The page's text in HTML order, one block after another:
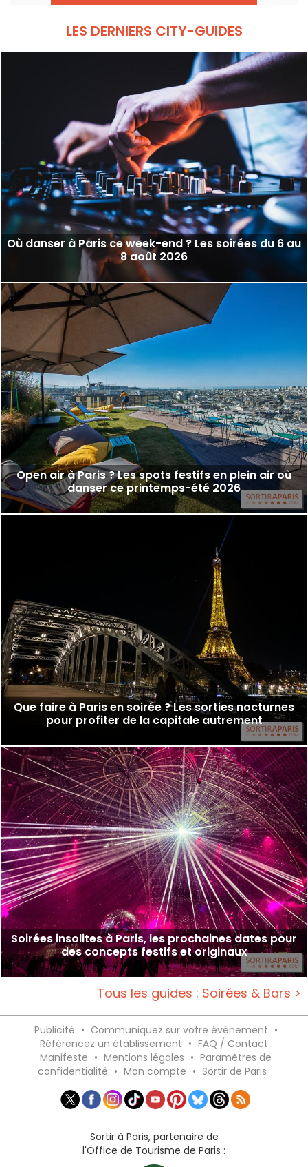
LES DERNIERS CITY-GUIDES
Où danser à Paris ce week-end ? Les soirées du 6 au
8 août 2026
Open air à Paris ? Les spots festifs en plein air où
danser ce printemps-été 2026
Que faire à Paris en soirée ? Les sorties nocturnes
pour profiter de la capitale autrement
Soirées insolites à Paris, les prochaines dates pour
des concepts festifs et originaux
Tous les guides : Soirées & Bars >
Publicité • Communiquez sur votre événement •
Référencez un établissement • FAQ / Contact
Manifeste • Mentions légales • Paramètres de
confidentialité • Mon compte • Sortir de Paris
Sortir à Paris, partenaire de
l'Office de Tourisme de Paris :